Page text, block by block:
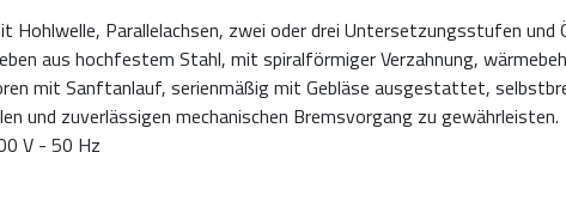
Hohlwelle, Parallelachsen, zwei oder drei Untersetzungsstufen und
aus hochfestem Stahl, mit spiralförmiger Verzahnung,
mit Sanftanlauf, serienmäßig mit Gebläse ausgestattet,
und zuverlässigen mechanischen Bremsvorgang zu gewährleisten.
V - 50 Hz